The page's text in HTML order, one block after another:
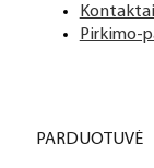
Kontaktai
Pirkimo-
PARDUOTUVĖ